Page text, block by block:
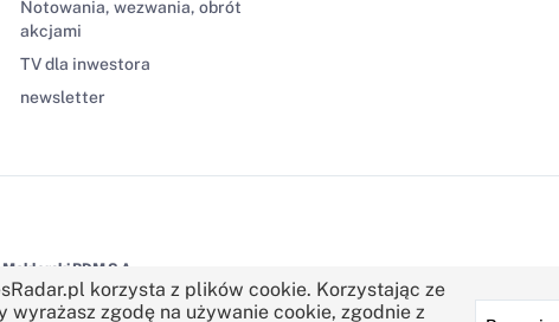
Notowania, wezwania, obrót
akcjami
TV dla inwestora
newsletter
BDM S.A.
korzysta z plików cookie. Korzystając ze
wyrażasz zgodę na używanie cookie, zgodnie z